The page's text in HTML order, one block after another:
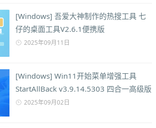
[Windows] 吾爱大神制作的热搜工具 七
仔的桌面工具V2.6.1便携版
2025年09月11日
[Windows] Win11开始菜单增强工具
StartAllBack v3.9.14.5303 四合一高级版
2025年09月02日